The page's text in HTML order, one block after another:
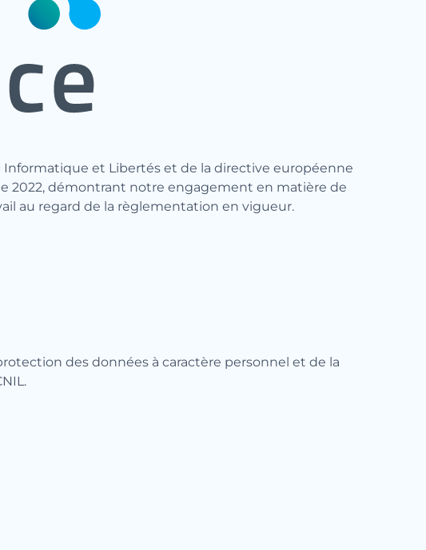
et Libertés et de la directive européenne
2022, démontrant notre engagement en matière de
au regard de la règlementation en vigueur.
des données à caractère personnel et de la